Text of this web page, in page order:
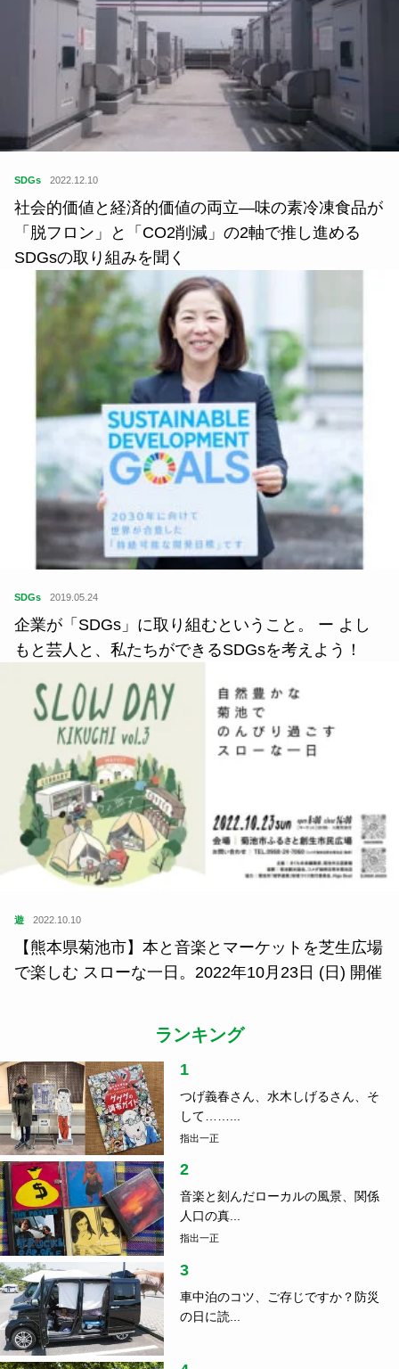
SDGs 2022.12.10
社会的価値と経済的価値の両立—味の素冷凍食品が
「脱フロン」と「CO2削減」の2軸で推し進める
SDGsの取り組みを聞く
SDGs 2019.05.24
企業が「SDGs」に取り組むということ。 ー よし
もと芸人と、私たちができるSDGsを考えよう！
遊 2022.10.10
【熊本県菊池市】本と音楽とマーケットを芝生広場
で楽しむ スローな一日。2022年10月23日 (日) 開催
ランキング
1
つげ義春さん、水木しげるさん、そ
して……...
指出一正
2
音楽と刻んだローカルの風景、関係
人口の真...
指出一正
3
車中泊のコツ、ご存じですか？防災
の日に読...